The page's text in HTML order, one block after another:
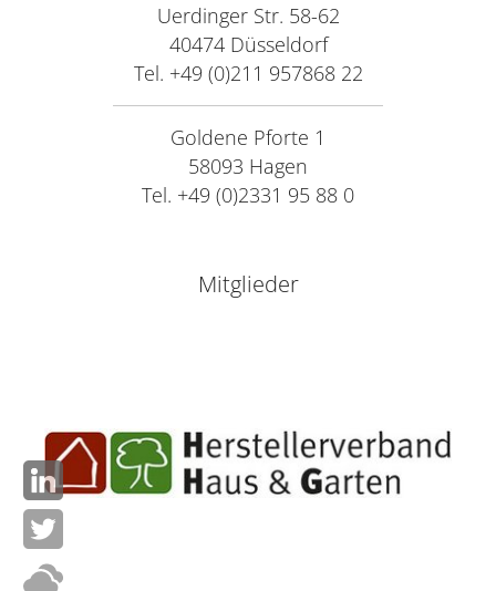
Uerdinger Str. 58-62
40474 Düsseldorf
Tel. +49 (0)211 957868 22
Goldene Pforte 1
58093 Hagen
Tel. +49 (0)2331 95 88 0
Mitglieder